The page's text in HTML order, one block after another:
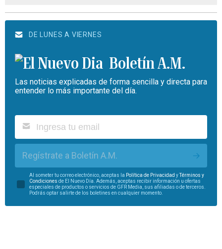
DE LUNES A VIERNES
Boletín A.M.
Las noticias explicadas de forma sencilla y directa para
entender lo más importante del día.
Regístrate a Boletín A.M.
Al someter tu correo electrónico, aceptas la Política de Privacidad yTérminos y
Condiciones de El Nuevo Día. Además, aceptas recibir información u ofertas
especiales de productos o servicios de GFR Media, sus afiliadas o de terceros.
Podrás optar salirte de los boletines en cualquier momento.